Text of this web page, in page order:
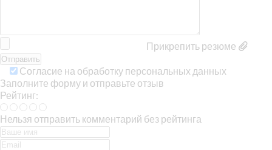
Прикрепить резюме
Согласие на обработку персональных данных
Заполните форму и отправьте отзыв
Рейтинг:
Нельзя отправить комментарий без рейтинга